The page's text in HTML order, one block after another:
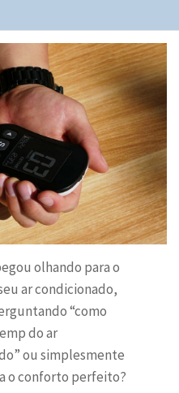
olhando para o
ar condicionado,
“como
do ar
ou simplesmente
o conforto perfeito?